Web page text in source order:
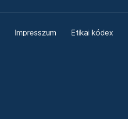
Impresszum Etikai kódex